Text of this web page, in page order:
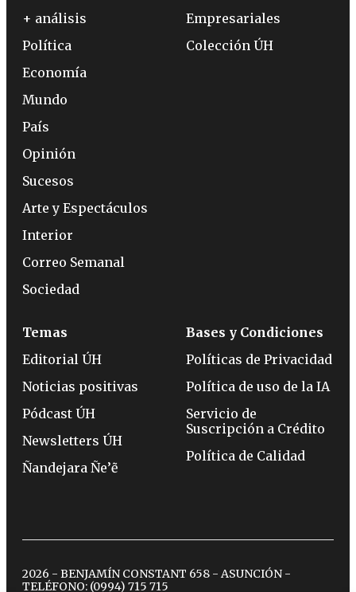
+ análisis
Política
Economía
Mundo
País
Opinión
Sucesos
Arte y Espectáculos
Interior
Correo Semanal
Sociedad
Empresariales
Colección ÚH
Temas
Editorial ÚH
Noticias positivas
Pódcast ÚH
Newsletters ÚH
Ñandejara Ñe’ẽ
Bases y Condiciones
Políticas de Privacidad
Política de uso de la IA
Servicio de
Suscripción a Crédito
Política de Calidad
2026 - BENJAMÍN CONSTANT 658 - ASUNCIÓN -
TELÉFONO: (0994) 715 715